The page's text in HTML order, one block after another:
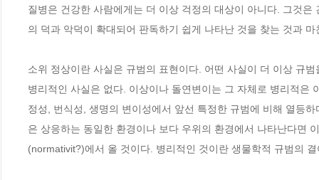
질병은 건강한 사람에게는 더 이상 걱정의 대상이 아니다. 그것
의 덕과 악덕이 확대되어 판독하기 쉽게 나타난 것을 찾는 것과
소위 정상이란 사실은 규범의 표현이다. 어떤 사실이 더 이상 규
병리적인 사실은 없다. 이상이나 돌연변이는 그 자체로 병리적은
정성, 번식성, 생명의 변이성에서 앞선 특정한 규범에 비해 열등
은 상응하는 동일한 환경이나 보다 우위의 환경에서 나타난다면
(normativit?)에서 올 것이다. 병리적인 것이란 생물학적 규범의